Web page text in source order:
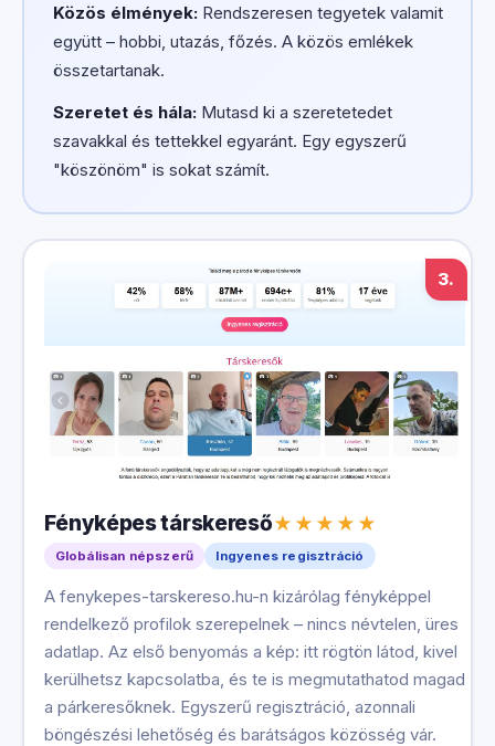
Közös élmények:Rendszeresen tegyetek valamit
együtt – hobbi, utazás, főzés. A közös emlékek
összetartanak.
Szeretet és hála:Mutasd ki a szeretetedet
szavakkal és tettekkel egyaránt. Egy egyszerű
"köszönöm" is sokat számít.
3.
Fényképes társkereső
Globálisan népszerű Ingyenes regisztráció
A fenykepes-tarskereso.hu-n kizárólag fényképpel
rendelkező profilok szerepelnek – nincs névtelen, üres
adatlap. Az első benyomás a kép: itt rögtön látod, kivel
kerülhetsz kapcsolatba, és te is megmutathatod magad
a párkeresőknek. Egyszerű regisztráció, azonnali
böngészési lehetőség és barátságos közösség vár.